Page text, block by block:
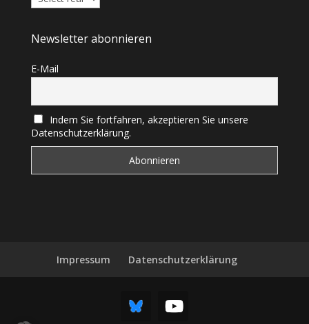
Newsletter abonnieren
E-Mail
Indem Sie fortfahren, akzeptieren Sie unsere
Datenschutzerklärung.
Impressum Datenschutzerklärung